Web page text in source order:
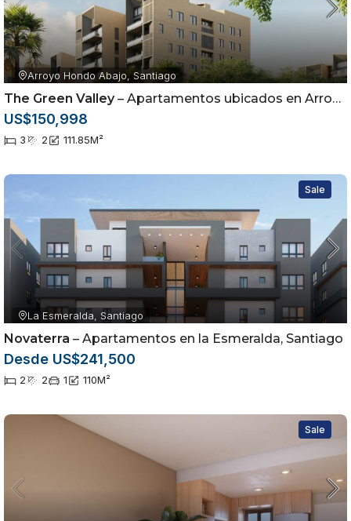
Arroyo Hondo Abajo, Santiago
The Green Valley– Apartamentos ubicados en Arroyo Hondo Abajo, Santiago de los Caballeros
US$150,998
3 2 111.85M²
Sale
La Esmeralda, Santiago
Novaterra – Apartamentos en la Esmeralda, Santiago
Desde US$241,500
2 2 1 110M²
Sale